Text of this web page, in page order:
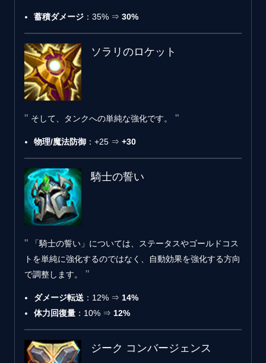
蓄積ダメージ ：35% ⇒ 30%
ソラリのロケット
そして、タンクへの単純な強化です。
物理/魔法防御 ：+25 ⇒ +30
騎士の誓い
「騎士の誓い」については、ステータスやゴールドコス
トを単純に強化するのではなく、自動効果を強化する方向
で調整します。
ダメージ転送 ：12% ⇒ 14%
体力回復量 ：10% ⇒ 12%
ジーク コンバージェンス